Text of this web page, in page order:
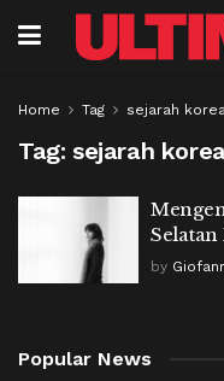
Home Tag sejarah
Tag: sejarah
Selatan
by
Popular News